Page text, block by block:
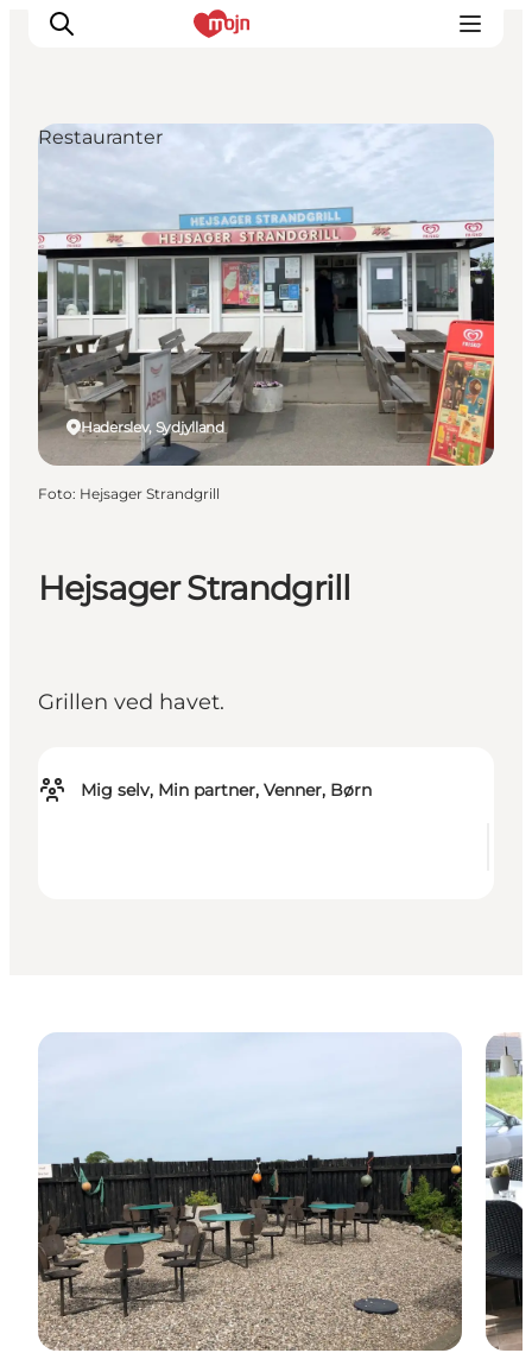
Oplevelser
Byer & Steder
Det sker
Overnatning
Planlæg din ferie
Booking
Hejsager Strandgrill
Grillen ved havet.
Mig selv, Min partner, Venner, Børn
Haderslev, Sydjylland
Restauranter
Foto: Hejsager Strandgrill